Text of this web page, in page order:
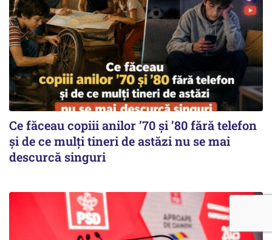
Ce făceau copiii anilor ’70 și ’80 fără telefon
și de ce mulți tineri de astăzi nu se mai
descurcă singuri